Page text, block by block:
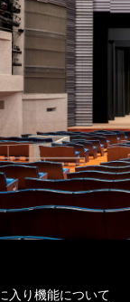
入り機能について